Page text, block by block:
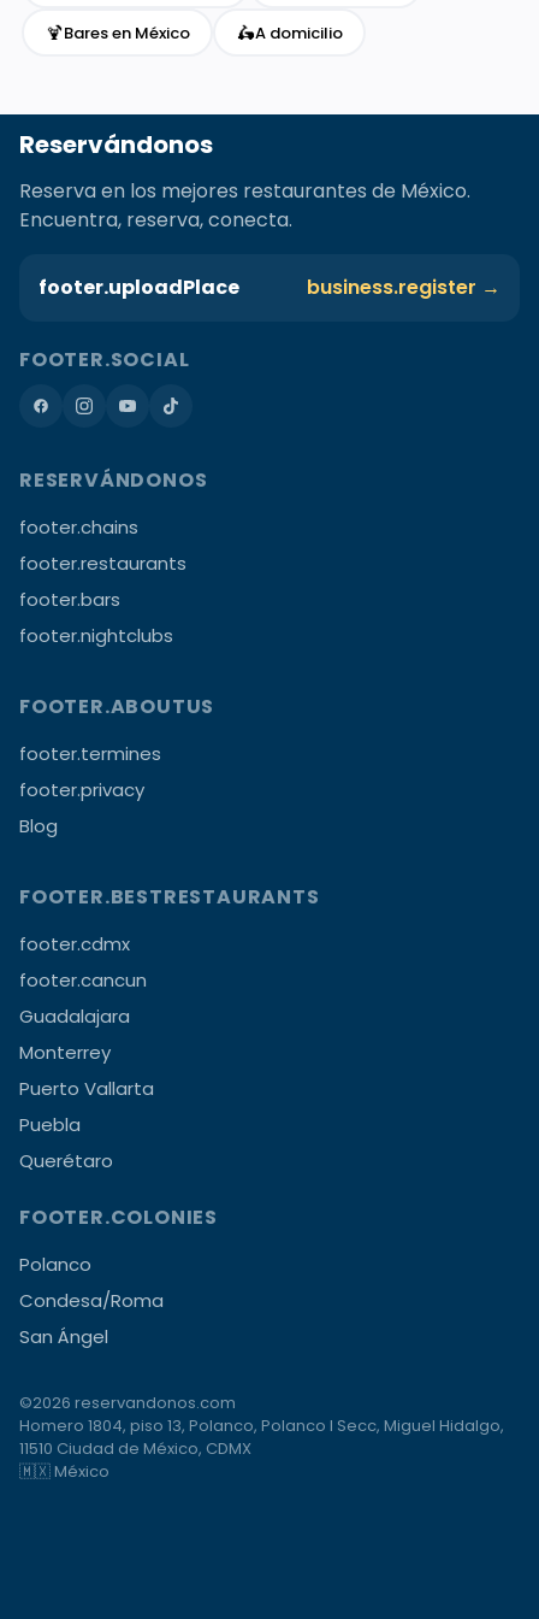
🍹Bares en México 🛵A domicilio
Reservándonos
Reserva en los mejores restaurantes de México.
Encuentra, reserva, conecta.
footer.uploadPlace business.register →
FOOTER.SOCIAL
RESERVÁNDONOS
footer.chains
footer.restaurants
footer.bars
footer.nightclubs
FOOTER.ABOUTUS
footer.termines
footer.privacy
Blog
FOOTER.BESTRESTAURANTS
footer.cdmx
footer.cancun
Guadalajara
Monterrey
Puerto Vallarta
Puebla
Querétaro
FOOTER.COLONIES
Polanco
Condesa/Roma
San Ángel
©2026 reservandonos.com
Homero 1804, piso 13, Polanco, Polanco I Secc, Miguel Hidalgo,
11510 Ciudad de México, CDMX
🇲🇽 México